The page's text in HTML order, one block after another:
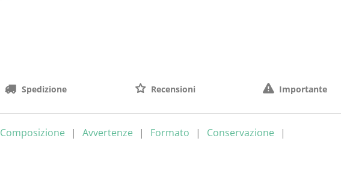
Composizione Avvertenze Formato
Conservazione
Spedizione Recensioni Importante